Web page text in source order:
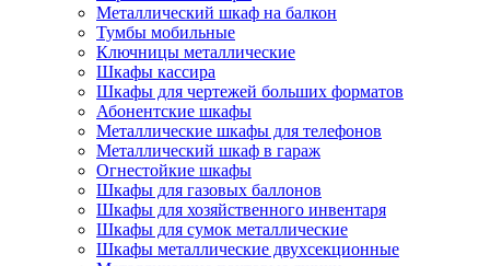
Металлический шкаф на балкон
Тумбы мобильные
Ключницы металлические
Шкафы кассира
Шкафы для чертежей больших форматов
Абонентские шкафы
Металлические шкафы для телефонов
Металлический шкаф в гараж
Огнестойкие шкафы
Шкафы для газовых баллонов
Шкафы для хозяйственного инвентаря
Шкафы для сумок металлические
Шкафы металлические двухсекционные